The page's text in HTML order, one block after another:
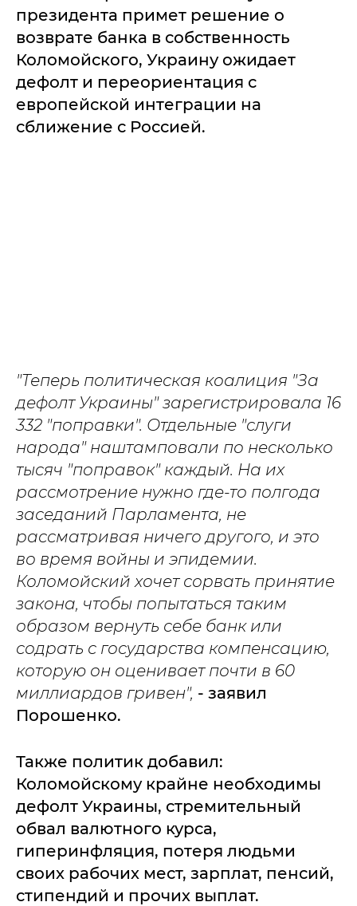
президента примет решение о
возврате банка в собственность
Коломойского, Украину ожидает
дефолт и переориентация с
европейской интеграции на
сближение с Россией.
"Теперь политическая коалиция "За
дефолт Украины" зарегистрировала 16
332 "поправки". Отдельные "слуги
народа" наштамповали по несколько
тысяч "поправок" каждый. На их
рассмотрение нужно где-то полгода
заседаний Парламента, не
рассматривая ничего другого, и это
во время войны и эпидемии.
Коломойский хочет сорвать принятие
закона, чтобы попытаться таким
образом вернуть себе банк или
содрать с государства компенсацию,
которую он оценивает почти в 60
миллиардов гривен", - заявил
Порошенко.
Также политик добавил:
Коломойскому крайне необходимы
дефолт Украины, стремительный
обвал валютного курса,
гиперинфляция, потеря людьми
своих рабочих мест, зарплат, пенсий,
стипендий и прочих выплат.